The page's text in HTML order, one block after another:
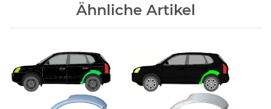
Ähnliche Artikel